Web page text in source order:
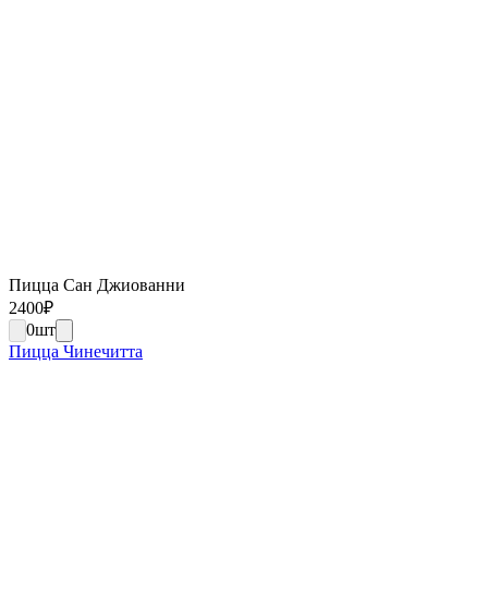
Пицца Сан Джиованни
2400₽
0шт
Пицца Чинечитта